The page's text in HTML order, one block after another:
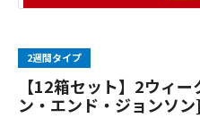
2週間タイプ
【12箱セット】2ウィ
ン・エンド・ジョンソン]